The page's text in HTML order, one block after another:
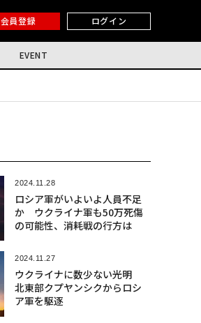
会員登録 ログイン
EVENT
2024.11.28
ロシア軍がいよいよ人員不足
か ウクライナ軍も50万死傷
の可能性、消耗戦の行方は
2024.11.27
ウクライナに数少ない光明
北東部クプヤンシクからロシ
ア軍を駆逐